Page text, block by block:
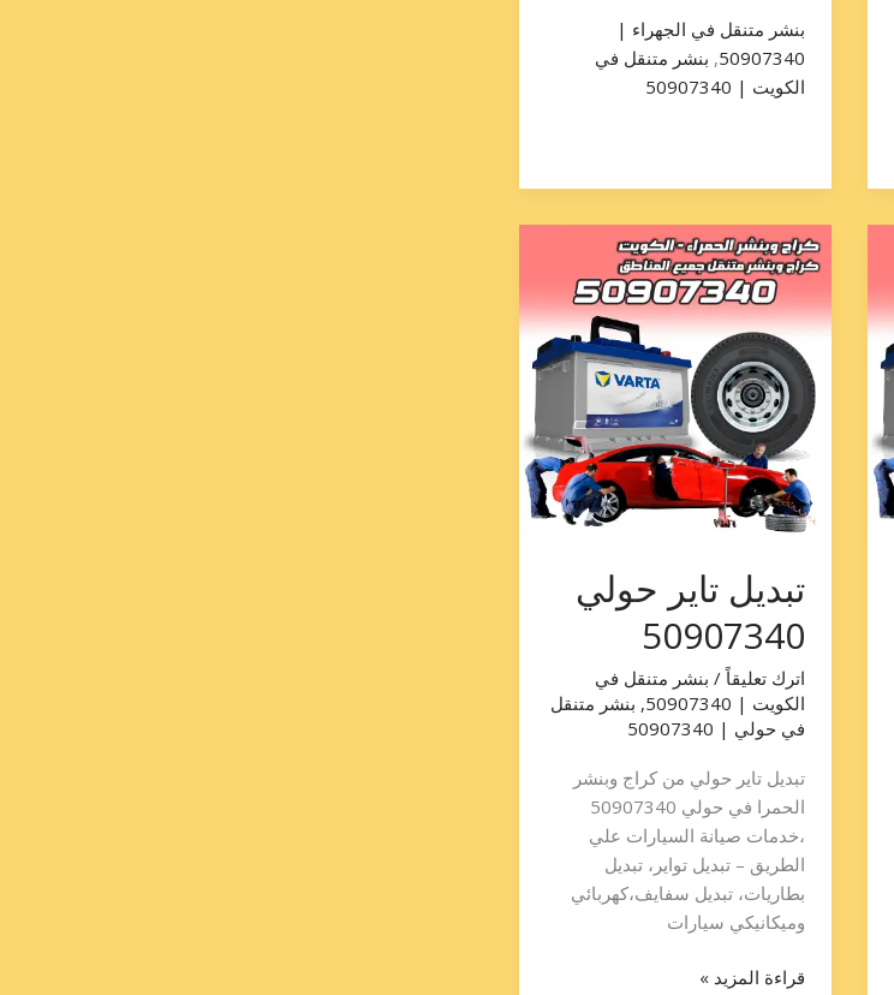
بنشر متنقل في الجهراء |
50907340
, بنشر متنقل في
الكويت | 50907340
تبديل تاير حولي
50907340
اترك تعليقاً / بنشر متنقل في
الكويت | 50907340
, بنشر متنقل
في حولي | 50907340
تبديل تاير حولي من كراج وبنشر
الحمرا في حولي 50907340
،خدمات صيانة السيارات علي
الطريق – تبديل تواير، تبديل
بطاريات، تبديل سفايف،كهربائي
وميكانيكي سيارات
تبديل
تاير
حولي
50907340
قراءة المزيد »